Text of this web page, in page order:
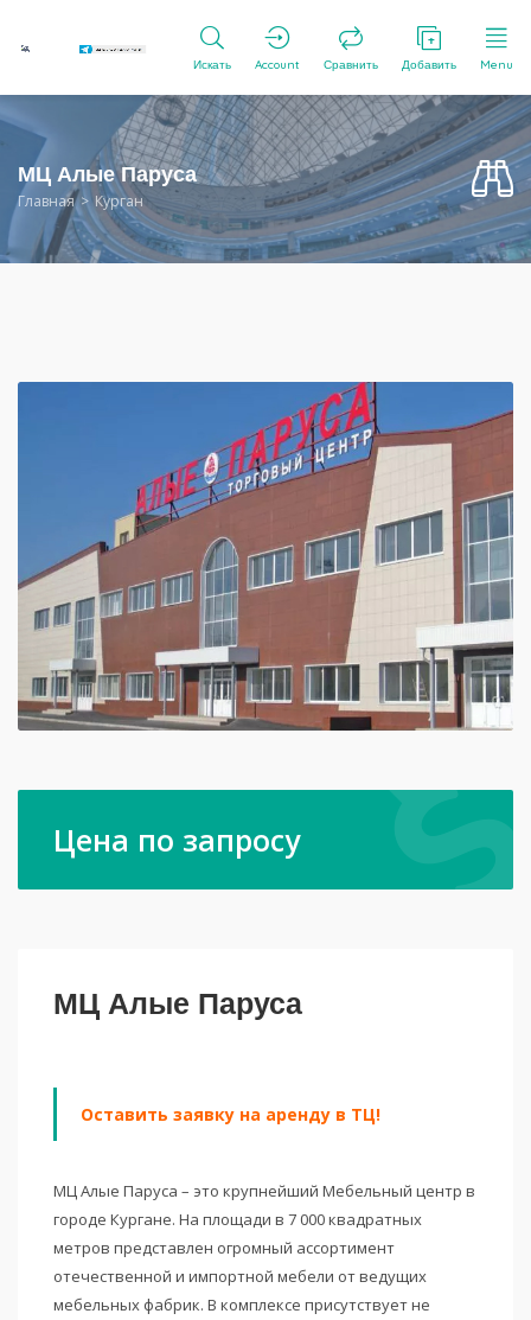
Искать Account Сравнить Добавить Menu
МЦ Алые Паруса
Главная Курган
Цена по запросу
МЦ Алые Паруса
Оставить заявку на аренду в ТЦ!
МЦ Алые Паруса – это крупнейший Мебельный центр в
городе Кургане. На площади в 7 000 квадратных
метров представлен огромный ассортимент
отечественной и импортной мебели от ведущих
мебельных фабрик. В комплексе присутствует не